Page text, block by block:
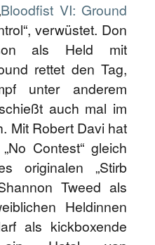
Bloodfist VI: Ground
verwüstet. Don
als Held mit
rettet den Tag,
unter anderem
auch mal im
Mit Robert Davi hat
Contest“ gleich
originalen „Stirb
Tweed als
Heldinnen
als kickboxende